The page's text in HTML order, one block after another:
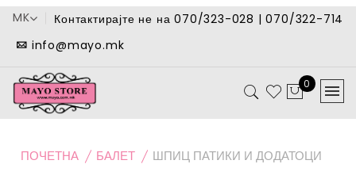
MK
Контактирајте не на 070/323-028 | 070/322-714
info@mayo.mk
0
ПОЧЕТНА БАЛЕТ ШПИЦ ПАТИКИ И ДОДАТОЦИ